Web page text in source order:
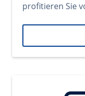
profitieren Sie